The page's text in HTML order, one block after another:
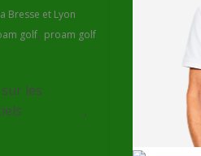
Bresse et Lyon
golf, proam golf
les
,